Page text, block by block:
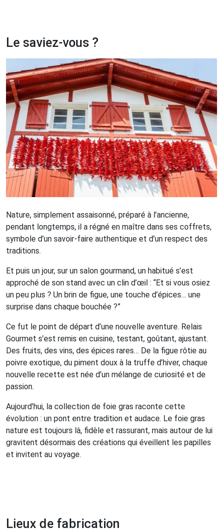
Le saviez-vous ?
Nature, simplement assaisonné, préparé à l’ancienne,
pendant longtemps, il a régné en maître dans ses coffrets,
symbole d’un savoir-faire authentique et d’un respect des
traditions.
Et puis un jour, sur un salon gourmand, un habitué s’est
approché de son stand avec un clin d’œil : “Et si vous osiez
un peu plus ? Un brin de figue, une touche d’épices… une
surprise dans chaque bouchée ?”
Ce fut le point de départ d’une nouvelle aventure. Relais
Gourmet s’est remis en cuisine, testant, goûtant, ajustant.
Des fruits, des vins, des épices rares… De la figue rôtie au
poivre exotique, du piment doux à la truffe d’hiver, chaque
nouvelle recette est née d’un mélange de curiosité et de
passion.
Aujourd’hui, la collection de foie gras raconte cette
évolution : un pont entre tradition et audace. Le foie gras
nature est toujours là, fidèle et rassurant, mais autour de lui
gravitent désormais des créations qui éveillent les papilles
et invitent au voyage.
Lieux de fabrication